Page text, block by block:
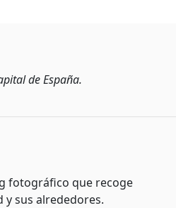
de España.
fotográfico que recoge
y sus alrededores.